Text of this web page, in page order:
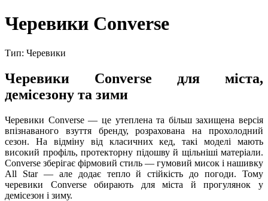
Черевики Converse
Тип: Черевики
Черевики Converse для міста,
демісезону та зими
Черевики Converse — це утеплена та більш захищена версія
впізнаваного взуття бренду, розрахована на прохолодний
сезон. На відміну від класичних кед, такі моделі мають
високий профіль, протекторну підошву й щільніші матеріали.
Converse зберігає фірмовий стиль — гумовий мисок і нашивку
All Star — але додає тепло й стійкість до погоди. Тому
черевики Converse обирають для міста й прогулянок у
демісезон і зиму.